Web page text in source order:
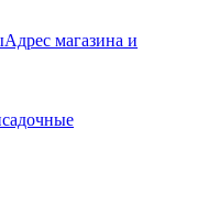
Адрес магазина и